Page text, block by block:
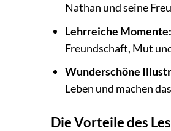
Nathan und seine
Lehrreiche Momente:
Freundschaft, Mut
Wunderschöne
Leben und machen
Die Vorteile des